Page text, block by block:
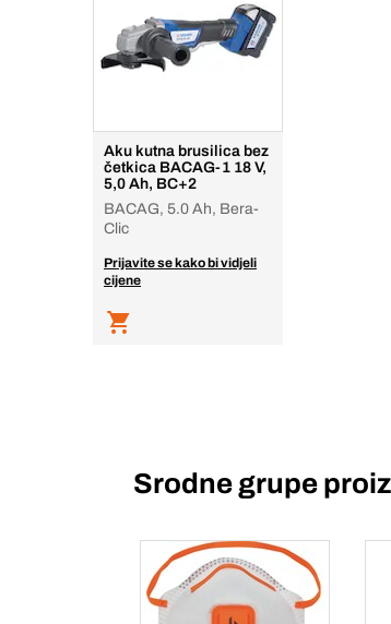
Aku kutna brusilica bez
četkica BACAG-1 18 V,
5,0 Ah, BC+2
BACAG, 5.0 Ah, Bera-
Clic
Prijavite se kako bi vidjeli
cijene
Srodne grupe